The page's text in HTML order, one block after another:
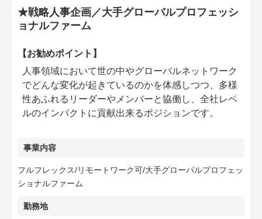
★戦略人事企画／大手グローバルプロフェッシ
ョナルファーム
【お勧めポイント】
人事領域において世の中やグローバルネットワーク
でどんな変化が起きているのかを体感しつつ、多様
性あふれるリーダーやメンバーと協働し、全社レベ
ルのインパクトに貢献出来るポジションです。
事業内容
フルフレックス/リモートワーク可/大手グローバルプロフェッ
ショナルファーム
勤務地